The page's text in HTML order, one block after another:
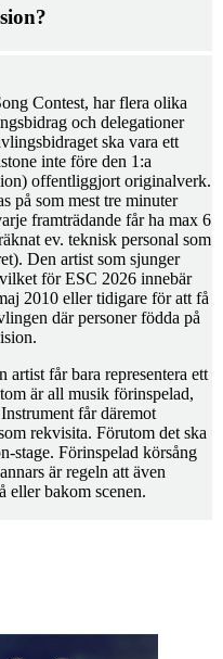
Contest, har flera olika
och delegationer
ska vara ett
inte före den 1:a
offentliggjort originalverk.
på som mest tre minuter
framträdande får ha max 6
ev. teknisk personal som
Den artist som sjunger
för ESC 2026 innebär
2010 eller tidigare för att få
där personer födda på
artist får bara representera ett
är all musik förinspelad,
får däremot
rekvisita. Förutom det ska
stage. Förinspelad körsång
är regeln att även
eller bakom scenen.